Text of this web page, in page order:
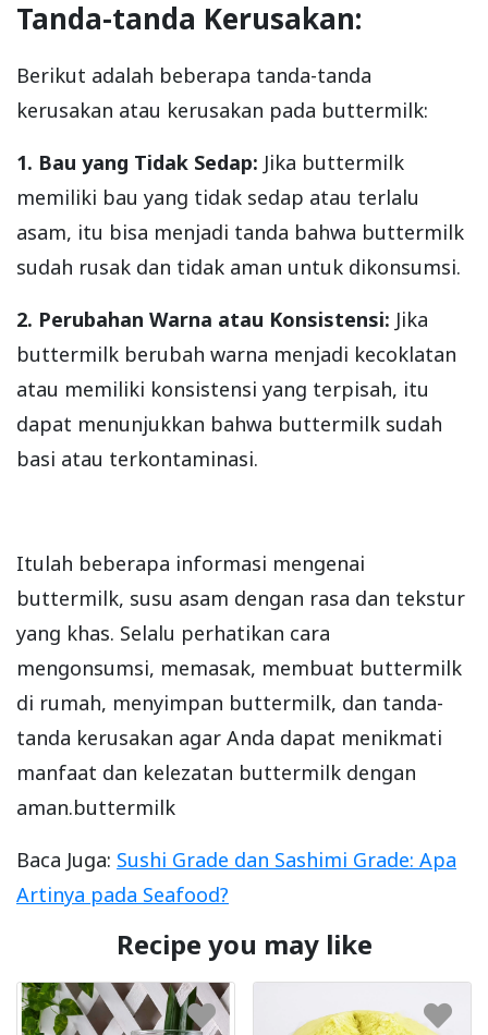
Tanda-tanda Kerusakan:
Berikut adalah beberapa tanda-tanda
kerusakan atau kerusakan pada buttermilk:
1. Bau yang Tidak Sedap: Jika buttermilk
memiliki bau yang tidak sedap atau terlalu
asam, itu bisa menjadi tanda bahwa buttermilk
sudah rusak dan tidak aman untuk dikonsumsi.
2. Perubahan Warna atau Konsistensi: Jika
buttermilk berubah warna menjadi kecoklatan
atau memiliki konsistensi yang terpisah, itu
dapat menunjukkan bahwa buttermilk sudah
basi atau terkontaminasi.
Itulah beberapa informasi mengenai
buttermilk, susu asam dengan rasa dan tekstur
yang khas. Selalu perhatikan cara
mengonsumsi, memasak, membuat buttermilk
di rumah, menyimpan buttermilk, dan tanda-
tanda kerusakan agar Anda dapat menikmati
manfaat dan kelezatan buttermilk dengan
aman.buttermilk
Baca Juga: Sushi Grade dan Sashimi Grade: Apa
Artinya pada Seafood?
Recipe you may like